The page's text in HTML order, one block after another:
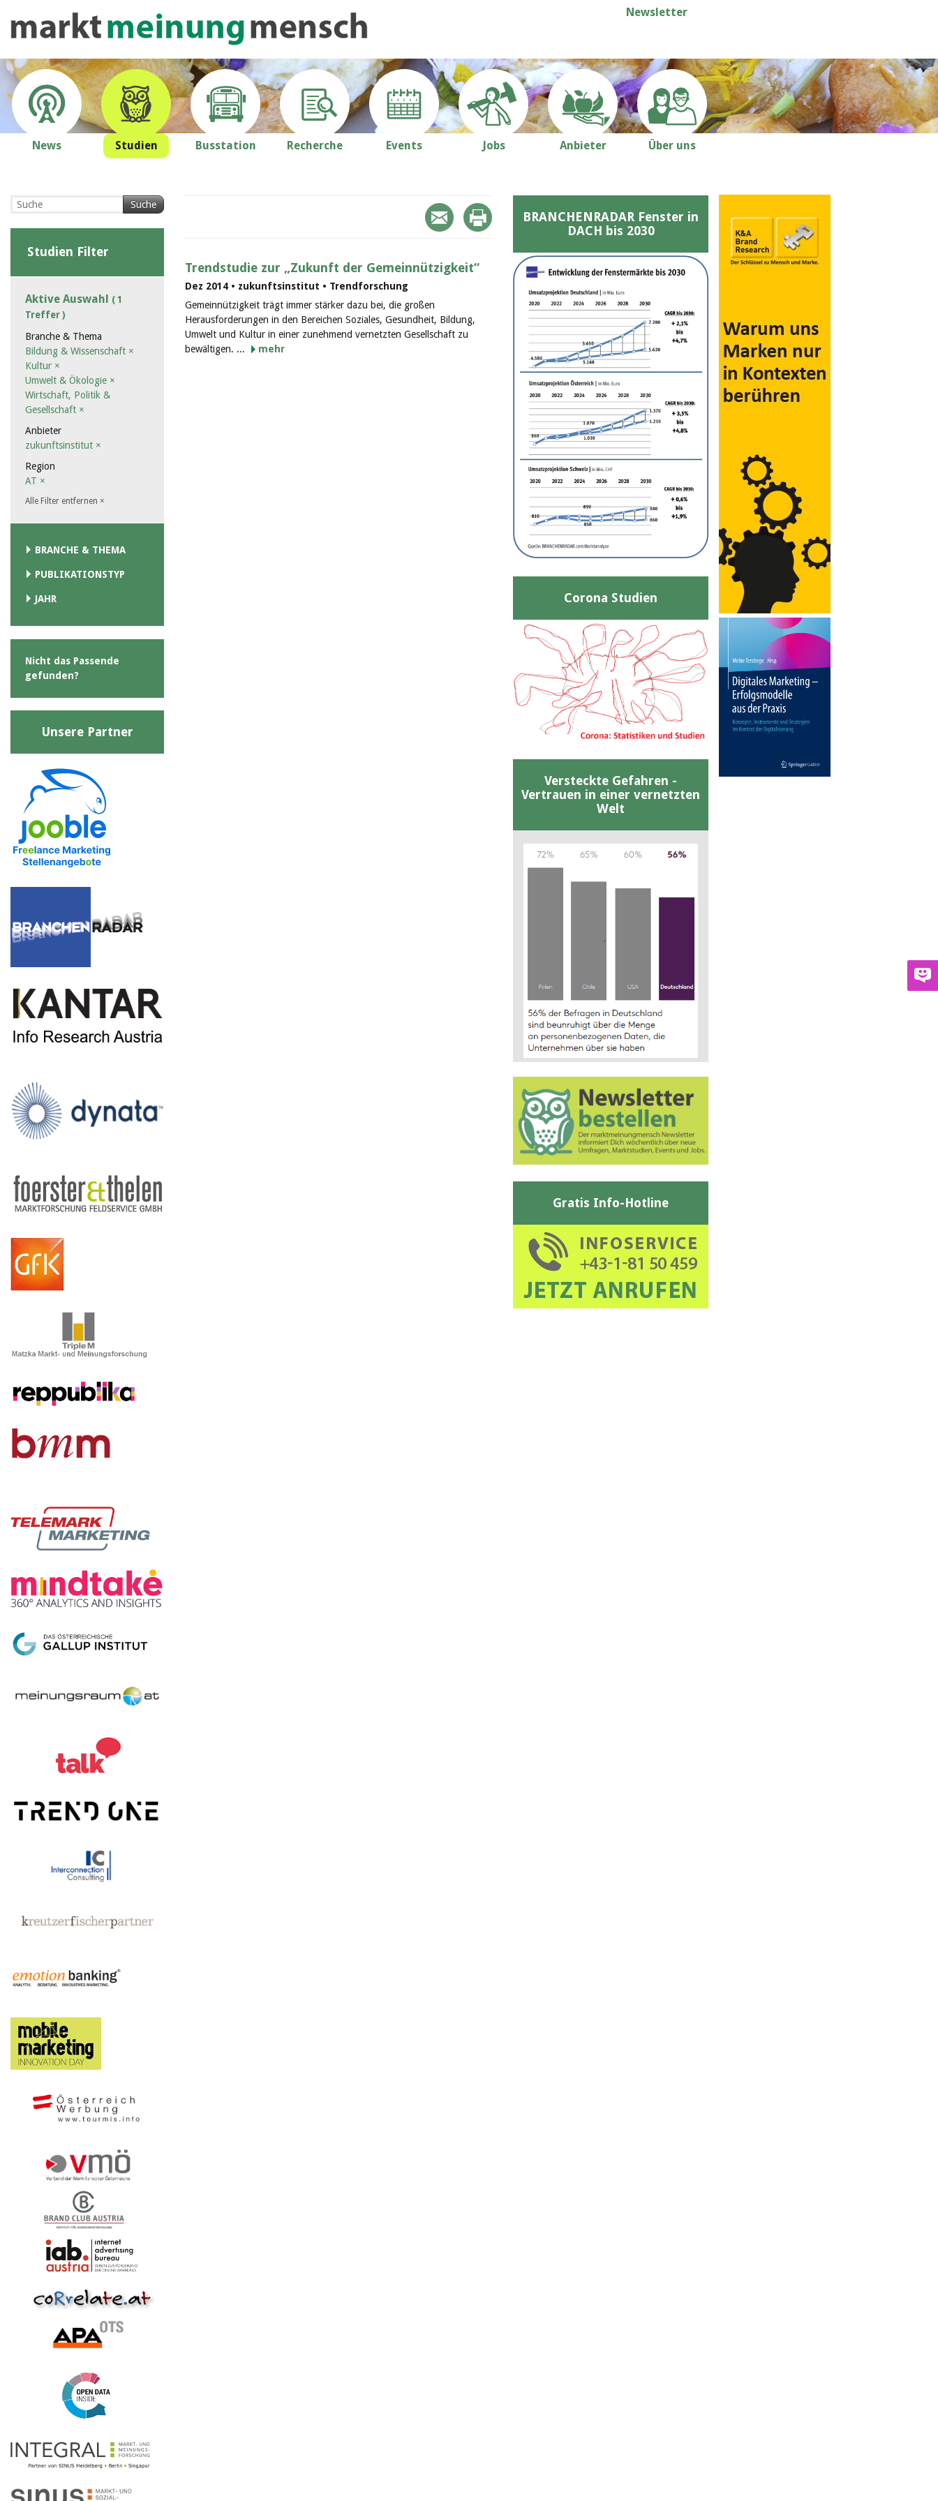
Newsletter
News Studien Busstation Recherche Events Jobs Anbieter Über uns
Trendstudie zur „Zukunft der Gemeinnützigkeit“
Dez 2014 • zukunftsinstitut • Trendforschung
Gemeinnützigkeit trägt immer stärker dazu bei, die großen
Herausforderungen in den Bereichen Soziales, Gesundheit, Bildung,
Umwelt und Kultur in einer zunehmend vernetzten Gesellschaft zu
bewältigen. ...
mehr
Suche
Studien Filter
Aktive Auswahl ( 1
Treffer )
Branche & Thema
Bildung & Wissenschaft ×
Kultur ×
Umwelt & Ökologie ×
Wirtschaft, Politik &
Gesellschaft ×
Anbieter
zukunftsinstitut ×
Region
AT ×
Alle Filter entfernen ×
BRANCHE & THEMA
PUBLIKATIONSTYP
JAHR
Nicht das Passende
gefunden?
Unsere Partner
BRANCHENRADAR Fenster in
DACH bis 2030
Corona Studien
Versteckte Gefahren -
Vertrauen in einer vernetzten
Welt
Gratis Info-Hotline